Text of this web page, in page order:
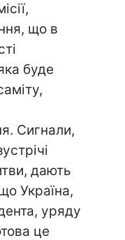
що в
буде
Сигнали,
дають
Україна,
уряду
це